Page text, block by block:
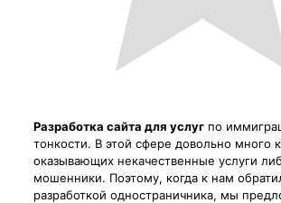
Разработка сайта для услугпо
тонкости. В этой сфере довольно много
оказывающих некачественные услуги
мошенники. Поэтому, когда к нам
разработкой одностраничника, мы